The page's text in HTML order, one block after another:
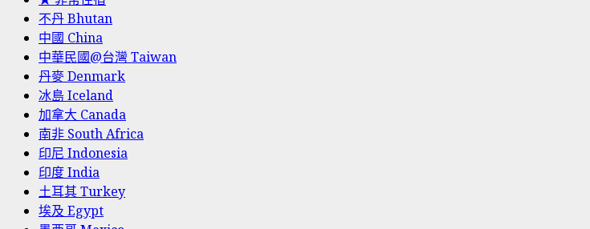
不丹 Bhutan
中國 China
中華民國@台灣 Taiwan
丹麥 Denmark
冰島 Iceland
加拿大 Canada
南非 South Africa
印尼 Indonesia
印度 India
土耳其 Turkey
埃及 Egypt